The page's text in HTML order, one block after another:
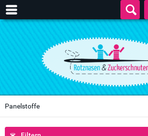
Panelstoffe